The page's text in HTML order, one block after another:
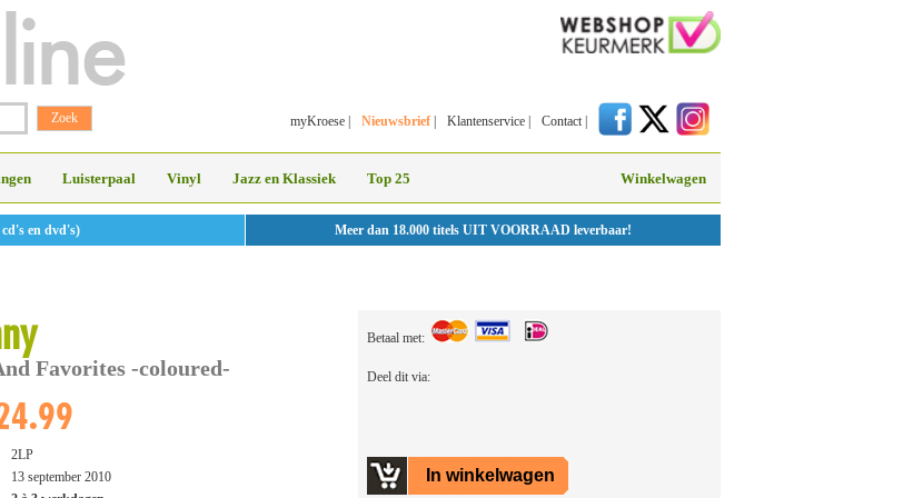
myKroese Nieuwsbrief Klantenservice Contact
Luisterpaal Vinyl Jazz en Klassiek Top 25 Winkelwagen
en dvd's) Meer dan 18.000 titels UIT VOORRAAD leverbaar!
Favorites -coloured-
2LP
13 september 2010
Betaal met:
Deel dit via: